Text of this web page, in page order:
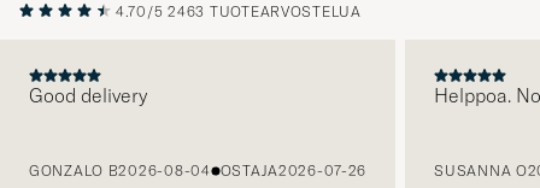
4.70/5 2463 TUOTEARVOSTELUA
Good delivery
GONZALO B2026-08-04 OSTAJA2026-07-26
Helppoa.
SUSANNA O